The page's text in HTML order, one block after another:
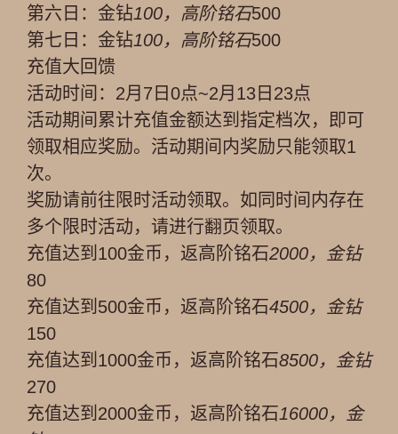
第六日：金钻100，高阶铭石500
第七日：金钻100，高阶铭石500
充值大回馈
活动时间：2月7日0点~2月13日23点
活动期间累计充值金额达到指定档次，即可
领取相应奖励。活动期间内奖励只能领取1
次。
奖励请前往限时活动领取。如同时间内存在
多个限时活动，请进行翻页领取。
充值达到100金币，返高阶铭石2000，金钻
80
充值达到500金币，返高阶铭石4500，金钻
150
充值达到1000金币，返高阶铭石8500，金钻
270
充值达到2000金币，返高阶铭石16000，金